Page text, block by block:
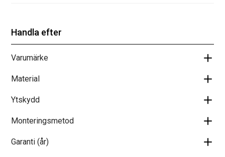
Handla efter
Varumärke
Material
Ytskydd
Monteringsmetod
Garanti (år)